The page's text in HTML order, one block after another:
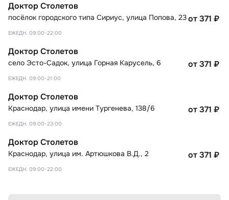
Доктор Столетов
посёлок городского типа Сириус, улица Попова, 23
ЕЖЕДН. 09:00-22:00
от 371 ₽
Доктор Столетов
село Эсто-Садок, улица Горная Карусель, 6
ЕЖЕДН. 09:00-21:00
от 371 ₽
Доктор Столетов
Краснодар, улица имени Тургенева, 138/6
ЕЖЕДН. 09:00-23:00
от 371 ₽
Доктор Столетов
Краснодар, улица им. Артюшкова В.Д., 2
ЕЖЕДН. 09:00-22:00
от 371 ₽